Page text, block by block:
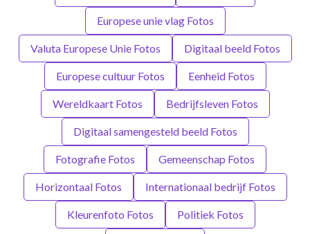
Europese unie vlag Fotos
Valuta Europese Unie Fotos Digitaal beeld Fotos
Europese cultuur Fotos Eenheid Fotos
Wereldkaart Fotos Bedrijfsleven Fotos
Digitaal samengesteld beeld Fotos
Fotografie Fotos Gemeenschap Fotos
Horizontaal Fotos Internationaal bedrijf Fotos
Kleurenfoto Fotos Politiek Fotos